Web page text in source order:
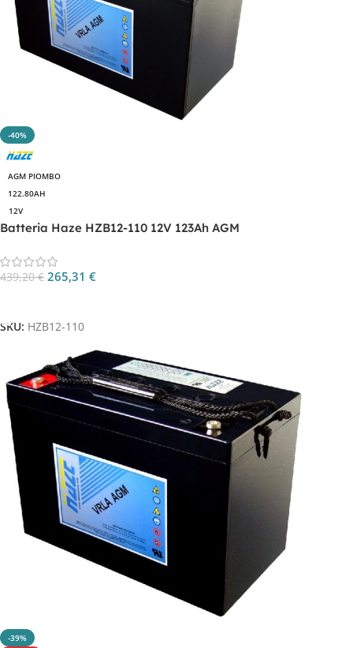
-40%
AGM PIOMBO
122.80AH
12V
Batteria Haze HZB12-110 12V 123Ah AGM
439,20€ 265,31 €
SKU: HZB12-110
-39%